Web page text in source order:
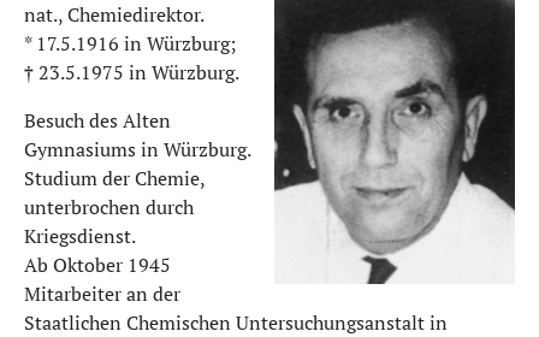
nat., Chemiedirektor.
* 17.5.1916 in Würzburg;
† 23.5.1975 in Würzburg.
Besuch des Alten
Gymnasiums in Würzburg.
Studium der Chemie,
unterbrochen durch
Kriegsdienst.
Ab Oktober 1945
Mitarbeiter an der
Staatlichen Chemischen Untersuchungsanstalt in